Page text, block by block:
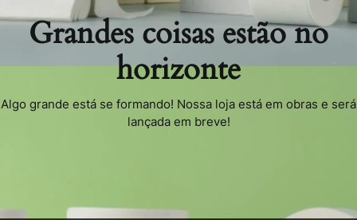
Grandes coisas estão no
horizonte
Algo grande está se formando! Nossa loja está em obras e será
lançada em breve!